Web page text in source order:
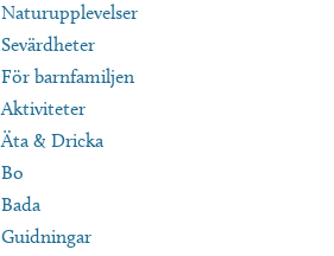
Naturupplevelser
Sevärdheter
För barnfamiljen
Aktiviteter
Äta & Dricka
Bo
Bada
Guidningar